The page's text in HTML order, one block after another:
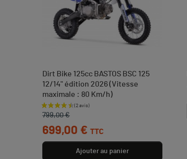
Dirt Bike 125cc BASTOS BSC 125
12/14" édition 2026 (Vitesse
maximale : 80 Km/h)
Prix de base
799,00 €
Prix
699,00 € TTC
Ajouter au panier